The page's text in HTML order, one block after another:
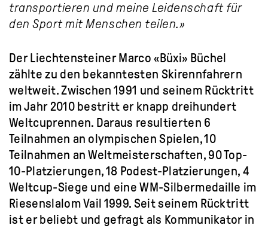
transportieren und meine Leidenschaft für
den Sport mit Menschen teilen.»
Der Liechtensteiner Marco «Büxi» Büchel
zählte zu den bekanntesten Skirennfahrern
weltweit. Zwischen 1991 und seinem Rücktritt
im Jahr 2010 bestritt er knapp dreihundert
Weltcuprennen. Daraus resultierten 6
Teilnahmen an olympischen Spielen, 10
Teilnahmen an Weltmeisterschaften, 90 Top-
10-Platzierungen, 18 Podest-Platzierungen, 4
Weltcup-Siege und eine WM-Silbermedaille im
Riesenslalom Vail 1999. Seit seinem Rücktritt
ist er beliebt und gefragt als Kommunikator in